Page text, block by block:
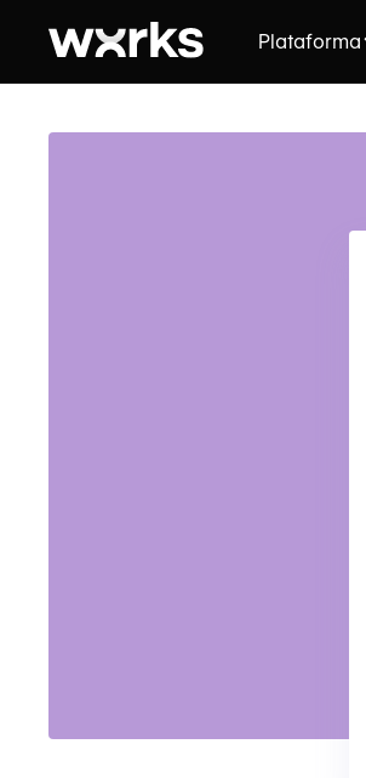
Plataforma